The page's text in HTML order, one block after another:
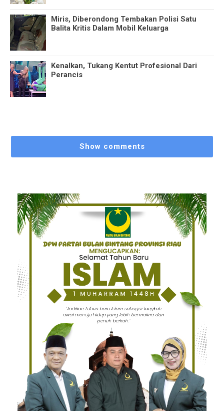
Miris, Diberondong Tembakan Polisi Satu
Balita Kritis Dalam Mobil Keluarga
Kenalkan, Tukang Kentut Profesional Dari
Perancis
Show comments